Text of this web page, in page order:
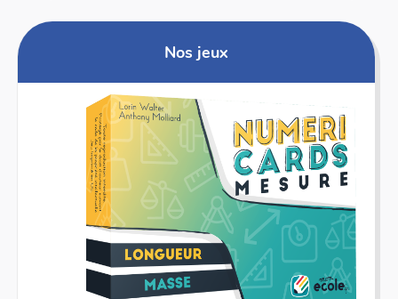
Nos jeux